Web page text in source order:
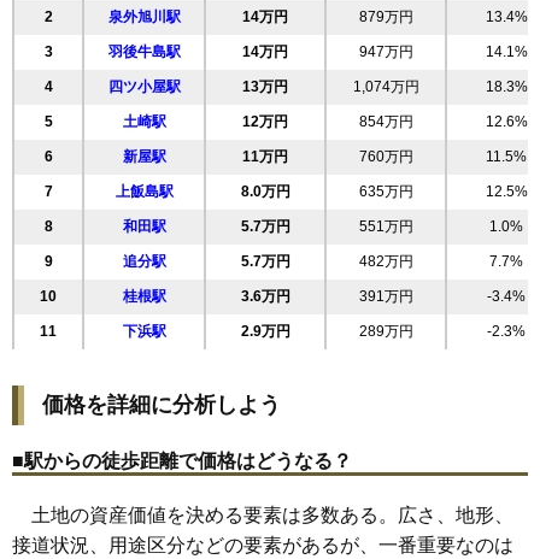
20 旭北錦町 22万円 946万円 5.6%
21 南通亀の町 22万円 1,235万円 14.3%
22 高陽青柳町 21万円 1,379万円 20.2%
23 南通築地 21万円 1,233万円 17.4%
24 手形休下町 21万円 889万円 10.4%
25 保戸野鉄砲町 21万円 1,544万円 19.8%
26 八橋鯲沼町 20万円 1,248万円 17.4%
27 大町 20万円 1,070万円 16.5%
28 川元開和町 20万円 1,169万円 13.1%
29 泉北 20万円 982万円 13.2%
31 八橋南 19万円
33 川尻みよし町 19万円 1,120万円 10.3%
34 桜 19万円 1,411万円 35.5%
35 手形 19万円 1,228万円 6.6%
2 泉外旭川駅 14万円 879万円 13.4%
3 羽後牛島駅 14万円 947万円 14.1%
4 四ツ小屋駅 13万円 1,074万円 18.3%
5 土崎駅 12万円 854万円 12.6%
6 新屋駅 11万円 760万円 11.5%
7 上飯島駅 8.0万円 635万円 12.5%
8 和田駅 5.7万円 551万円 1.0%
9 追分駅 5.7万円 482万円 7.7%
10 桂根駅 3.6万円 391万円 -3.4%
11 下浜駅 2.9万円 289万円 -2.3%
価格を詳細に分析しよう
■駅からの徒歩距離で価格はどうなる？
土地の資産価値を決める要素は多数ある。広さ、地形、
接道状況、用途区分などの要素があるが、一番重要なのは